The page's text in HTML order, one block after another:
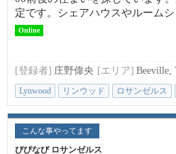
定です。シェアハウスやルーム
Online
[登録者] 庄野偉央 [エリア] Beeville,
Lynwood リンウッド ロサンゼルス
こんな事やってます
びびなび ロサンゼルス